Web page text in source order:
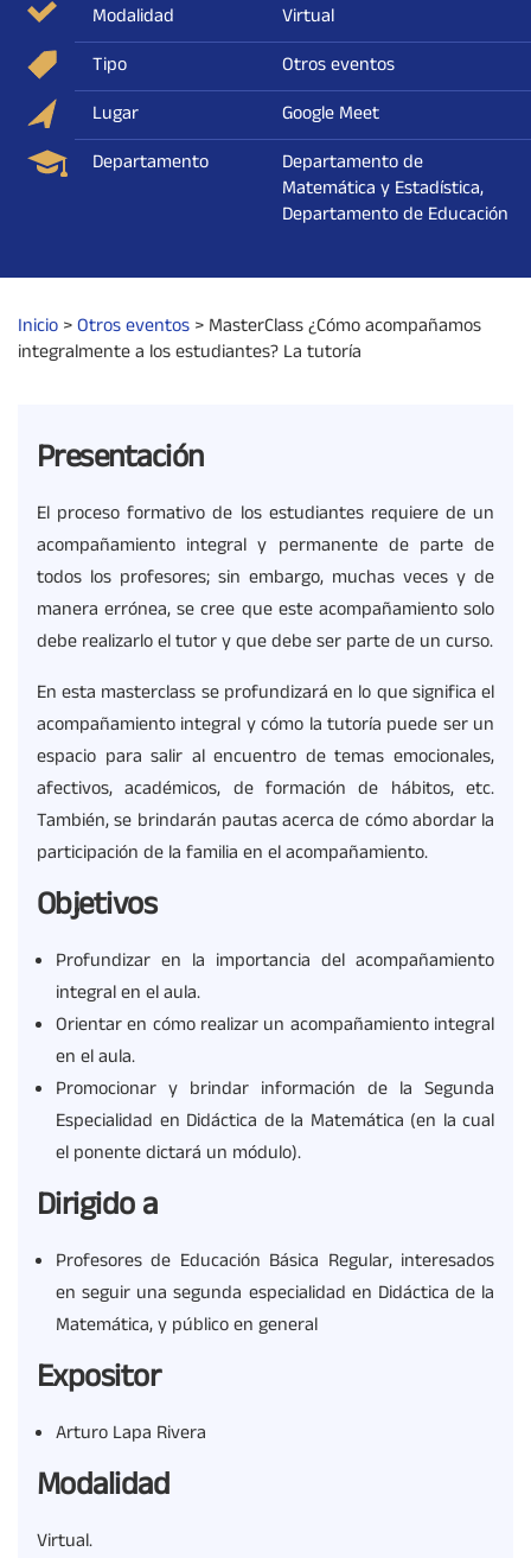
Modalidad
Virtual
Tipo
Otros eventos
Lugar
Google Meet
Departamento
Departamento de
Matemática y Estadística,
Departamento de Educación
Inicio>Otros eventos>MasterClass ¿Cómo acompañamos
integralmente a los estudiantes? La tutoría
Presentación
El proceso formativo de los estudiantes requiere de un
acompañamiento integral y permanente de parte de
todos los profesores; sin embargo, muchas veces y de
manera errónea, se cree que este acompañamiento solo
debe realizarlo el tutor y que debe ser parte de un curso.
En esta masterclass se profundizará en lo que significa el
acompañamiento integral y cómo la tutoría puede ser un
espacio para salir al encuentro de temas emocionales,
afectivos, académicos, de formación de hábitos, etc.
También, se brindarán pautas acerca de cómo abordar la
participación de la familia en el acompañamiento.
Objetivos
Profundizar en la importancia del acompañamiento
integral en el aula.
Orientar en cómo realizar un acompañamiento integral
en el aula.
Promocionar y brindar información de la Segunda
Especialidad en Didáctica de la Matemática (en la cual
el ponente dictará un módulo).
Dirigido a
Profesores de Educación Básica Regular, interesados
en seguir una segunda especialidad en Didáctica de la
Matemática, y público en general
Expositor
Arturo Lapa Rivera
Modalidad
Virtual.